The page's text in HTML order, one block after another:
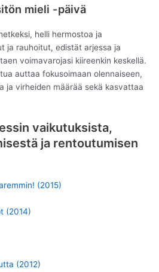
mieli -päivä
helli hermostoa ja
ja rauhoitut, edistät arjessa ja
voimavarojasi kiireenkin keskellä.
auttaa fokusoimaan olennaiseen,
ja virheiden määrää sekä kasvattaa
vaikutuksista,
ja rentoutumisen
(2015)
(2014)
(2012)